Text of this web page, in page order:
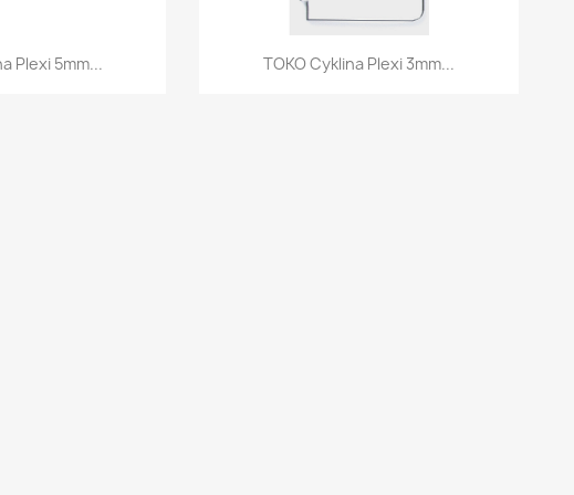
podgląd
Plexi 5mm... Szybki podgląd
TOKO Cyklina Plexi 3mm...